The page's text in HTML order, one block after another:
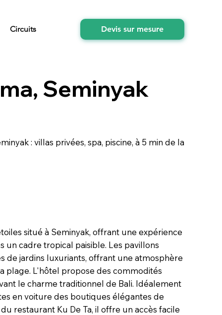
Circuits Devis sur mesure
Seminyak
: villas privées, spa, piscine, à 5 min de la
situé à Seminyak, offrant une expérience
un cadre tropical paisible. Les pavillons
de jardins luxuriants, offrant une atmosphère
plage. L'hôtel propose des commodités
le charme traditionnel de Bali. Idéalement
en voiture des boutiques élégantes de
restaurant Ku De Ta, il offre un accès facile